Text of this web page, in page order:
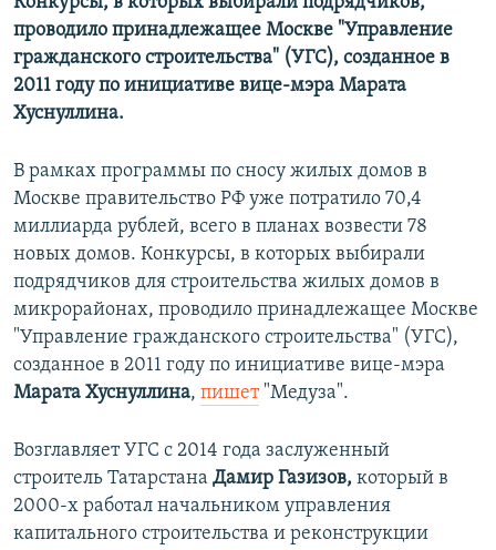
проводило принадлежащее Москве "Управление
гражданского строительства" (УГС), созданное в
2011 году по инициативе вице-мэра Марата
Хуснуллина.
В рамках программы по сносу жилых домов в
Москве правительство РФ уже потратило 70,4
миллиарда рублей, всего в планах возвести 78
новых домов. Конкурсы, в которых выбирали
подрядчиков для строительства жилых домов в
микрорайонах, проводило принадлежащее Москве
"Управление гражданского строительства" (УГС),
созданное в 2011 году по инициативе вице-мэра
Марата Хуснуллина, пишет"Медуза".
Возглавляет УГС с 2014 года заслуженный
строитель Татарстана Дамир Газизов, который в
2000-х работал начальником управления
капитального строительства и реконструкции